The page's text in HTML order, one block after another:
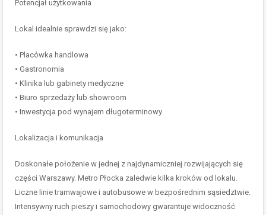
Potencjał użytkowania
Lokal idealnie sprawdzi się jako:
• Placówka handlowa
• Gastronomia
• Klinika lub gabinety medyczne
• Biuro sprzedaży lub showroom
• Inwestycja pod wynajem długoterminowy
Lokalizacja i komunikacja
Doskonałe położenie w jednej z najdynamiczniej rozwijających się
części Warszawy. Metro Płocka zaledwie kilka kroków od lokalu.
Liczne linie tramwajowe i autobusowe w bezpośrednim sąsiedztwie.
Intensywny ruch pieszy i samochodowy gwarantuje widoczność